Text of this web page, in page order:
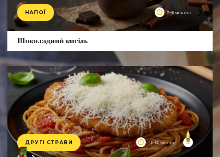
НАПОЇ 7–8 хвилин
Product
Шоколадний кисіль
ДРУГІ СТРАВИ 45–55 хвилин